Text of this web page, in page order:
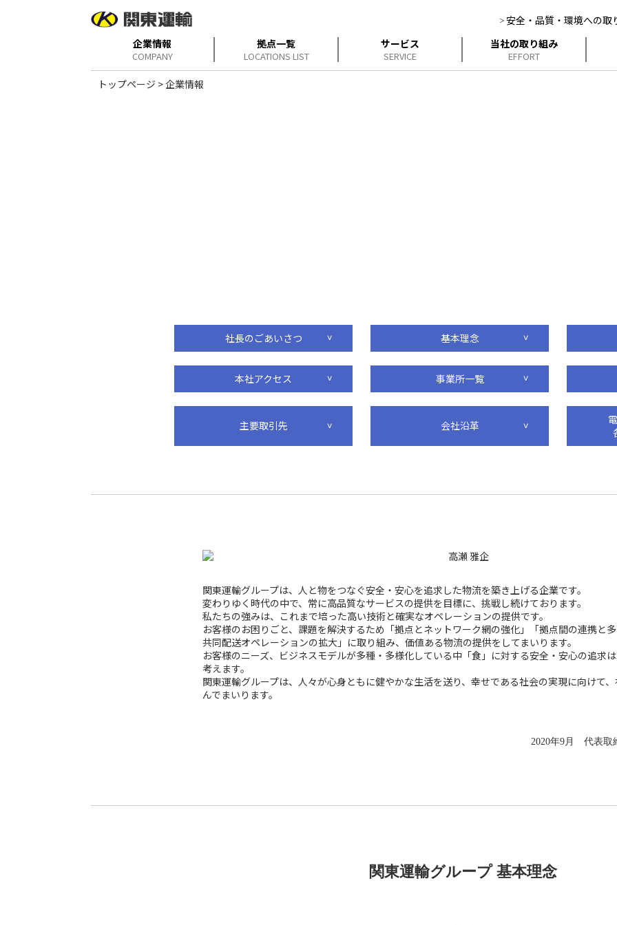
安全・品質・環境への取
企業情報
COMPANY
拠点一覧
LOCATIONS LIST
サービス
SERVICE
当社の取り組み
EFFORT
トップページ > 企業情報
社長のごあいさつ 基本理念
本社アクセス 事業所一覧
主要取引先 会社沿革
関東運輸グループは、人と物をつなぐ安全・安心を追求した物流を築き上げる企業です。
変わりゆく時代の中で、常に高品質なサービスの提供を目標に、挑戦し続けております。
私たちの強みは、これまで培った高い技術と確実なオペレーションの提供です。
お客様のお困りごと、課題を解決するため「拠点とネットワーク網の強化」「拠点間の連携と
共同配送オペレーションの拡大」に取り組み、価値ある物流の提供をしてまいります。
お客様のニーズ、ビジネスモデルが多種・多様化している中「食」に対する安全・安心の追求
考えます。
関東運輸グループは、人々が心身ともに健やかな生活を送り、幸せである社会の実現に向けて
んでまいります。
2020年9月 代表取
関東運輸グループ 基本理念